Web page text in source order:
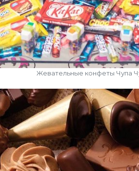
Жевательные конфеты Чупа